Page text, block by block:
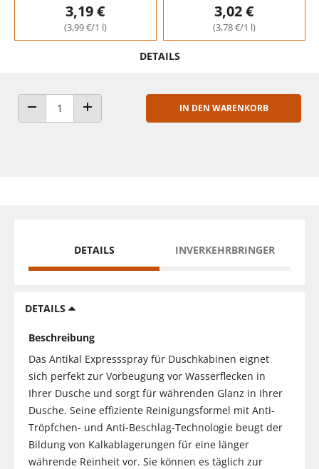
3,19 €
(3,99 €/1 l)
3,02 €
(3,78 €/1 l)
DETAILS
ANZAHL VERRINGERNANZAHL ERHÖHEN
IN DEN WARENKORB
DETAILS INVERKEHRBRINGER
DETAILS
Beschreibung
Das Antikal Expressspray für Duschkabinen eignet
sich perfekt zur Vorbeugung vor Wasserflecken in
Ihrer Dusche und sorgt für währenden Glanz in Ihrer
Dusche. Seine effiziente Reinigungsformel mit Anti-
Tröpfchen- und Anti-Beschlag-Technologie beugt der
Bildung von Kalkablagerungen für eine länger
währende Reinheit vor. Sie können es täglich zur